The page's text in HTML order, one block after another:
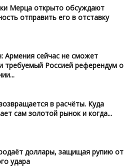
Мерца открыто обсуждают
отправить его в отставку
Армения сейчас не сможет
требуемый Россией референдум о
в расчёты. Куда
сам золотой рынок и когда...
доллары, защищая рупию от
удара